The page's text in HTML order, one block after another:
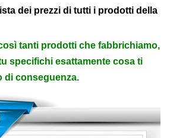
dei prezzi di tutti i prodotti della
tanti prodotti che fabbrichiamo,
specifichi esattamente cosa ti
di conseguenza.